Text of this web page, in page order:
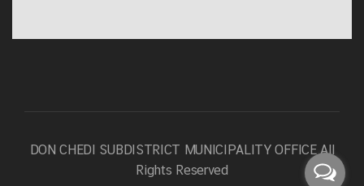
DON CHEDI SUBDISTRICT MUNICIPALITY OFFICEAll
Rights Reserved